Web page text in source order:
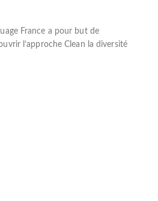
France a pour but de
l’approche Clean la diversité